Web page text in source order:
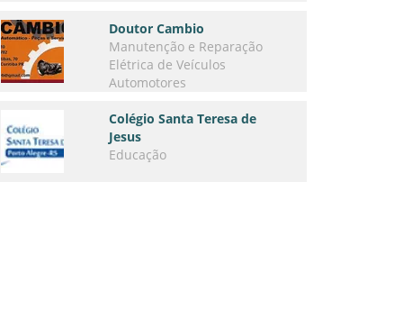
Doutor Cambio
Manutenção e Reparação
Elétrica de Veículos
Automotores
Colégio Santa Teresa de
Jesus
Educação